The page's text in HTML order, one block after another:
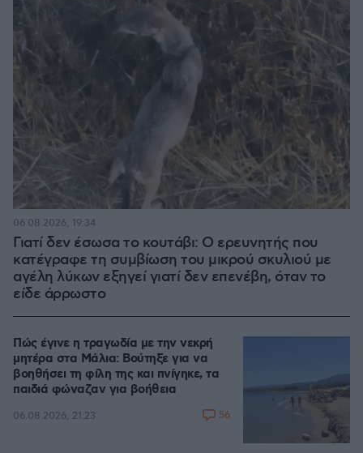
Γιατί δεν έσωσα το κουτάβι: Ο ερευνητής που
κατέγραφε τη συμβίωση του μικρού σκυλιού με
αγέλη λύκων εξηγεί γιατί δεν επενέβη, όταν το
είδε άρρωστο
06.08.2026, 19:34
Πώς έγινε η τραγωδία με την νεκρή
μητέρα στα Μάλια: Βούτηξε για να
βοηθήσει τη φίλη της και πνίγηκε, τα
παιδιά φώναζαν για βοήθεια
06.08.2026, 21:23 56